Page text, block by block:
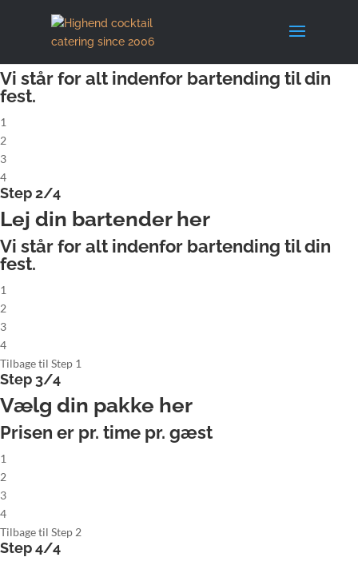
Step 1/4
Lej komplet cocktailbar
Vi står for alt indenfor bartending til din
fest.
1
2
3
4
Step 2/4
Lej din bartender her
Vi står for alt indenfor bartending til din
fest.
1
2
3
4
Tilbage til Step 1
Step 3/4
Vælg din pakke her
Prisen er pr. time pr. gæst
1
2
3
4
Tilbage til Step 2
Step 4/4